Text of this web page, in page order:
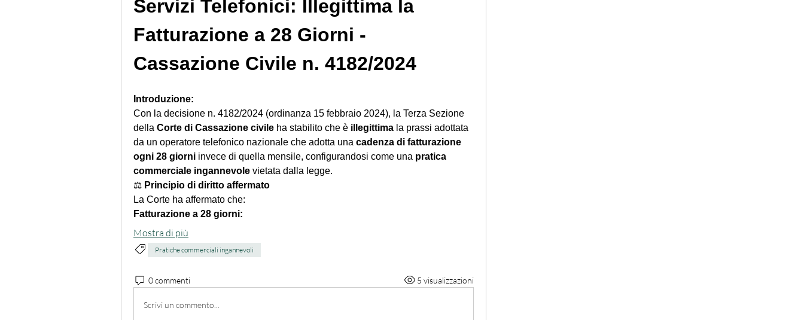
Servizi Telefonici: Illegittima la
Fatturazione a 28 Giorni -
Cassazione Civile n. 4182/2024
Introduzione:
Con la decisione n. 4182/2024 (ordinanza 15 febbraio 2024), la Terza Sezione
della Corte di Cassazione civile ha stabilito che è illegittima la prassi adottata
da un operatore telefonico nazionale che adotta una cadenza di fatturazione
ogni 28 giorni invece di quella mensile, configurandosi come una pratica
commerciale ingannevole vietata dalla legge.
⚖️ Principio di diritto affermato
La Corte ha affermato che:
Fatturazione a 28 giorni:
Mostra di più
Pratiche commerciali ingannevoli
0 commenti 5 visualizzazioni
Scrivi un commento...